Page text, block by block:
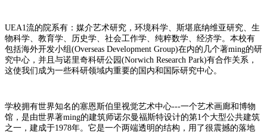
UEA1流的院系有：媒介艺术研究，环境科学、斯堪底纳维亚研究、生
物科学、教育学、历史学、社会工作学、纯粹数学、经济学。本校有
包括海外开发小组(Overseas Development Group)在内的几个著ming的研
究中心，并且与诺里奇科研公园(Norwich Research Park)有合作关系，
这使我们成为一些科研领域内重要的国内和国际研究中心。
学校拥有世界知名的塞恩斯伯里视觉艺术中心---一个艺术画廊和博物
馆，是由世界著ming的建筑师诺尔曼福斯特设计的第1个大型公共建筑
之一，建成于1978年。它是一个两端透明的结构，用了很震撼的落地